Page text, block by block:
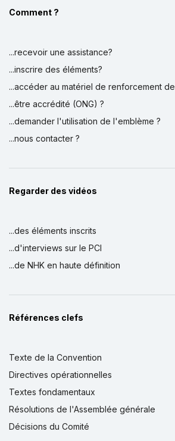
Comment ?
...recevoir une assistance?
...inscrire des éléments?
...accéder au matériel de renforcement
...être accrédité (ONG) ?
...demander l'utilisation de l'emblème ?
...nous contacter ?
Regarder des vidéos
...des éléments inscrits
...d'interviews sur le PCI
...de NHK en haute définition
Références clefs
Texte de la Convention
Directives opérationnelles
Textes fondamentaux
Résolutions de l'Assemblée générale
Décisions du Comité